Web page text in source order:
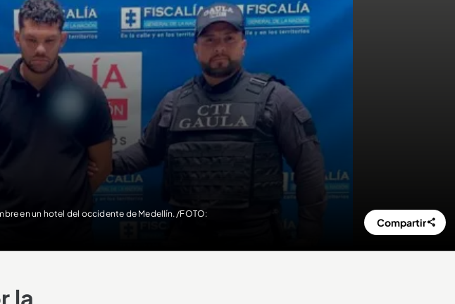
en un hotel del occidente de Medellín. /FOTO:
Compartir
la